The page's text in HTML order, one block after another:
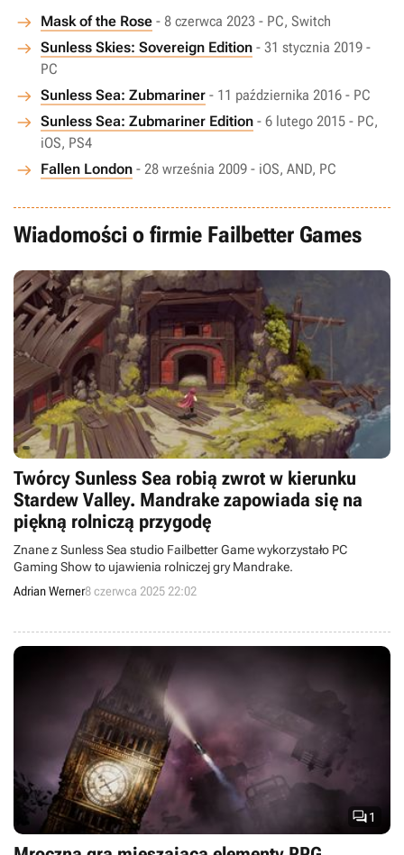
Mask of the Rose - 8 czerwca 2023 - PC, Switch
Sunless Skies: Sovereign Edition - 31 stycznia 2019 -
PC
Sunless Sea: Zubmariner - 11 października 2016 - PC
Sunless Sea: Zubmariner Edition - 6 lutego 2015 - PC,
iOS, PS4
Fallen London - 28 września 2009 - iOS, AND, PC
Wiadomości o firmie Failbetter Games
Twórcy Sunless Sea robią zwrot w kierunku
Stardew Valley. Mandrake zapowiada się na
piękną rolniczą przygodę
Znane z Sunless Sea studio Failbetter Game wykorzystało PC
Gaming Show to ujawienia rolniczej gry Mandrake.
Adrian Werner8 czerwca 2025 22:02
1